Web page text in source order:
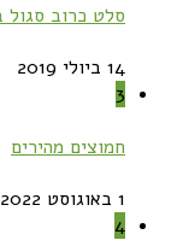
סלט כרוב סגול
14 ביולי 2019
3
חמוצים מהירים
1 באוגוסט 2022
4